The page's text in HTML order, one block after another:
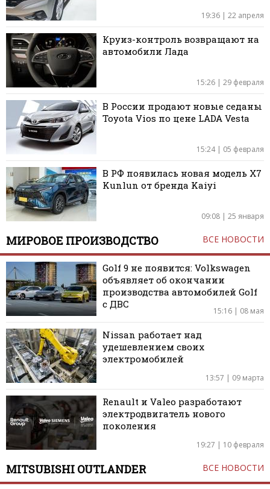
19:36 | 22 апреля
Круиз-контроль возвращают на
автомобили Лада
15:26 | 29 февраля
В России продают новые седаны
Toyota Vios по цене LADA Vesta
15:24 | 05 февраля
В РФ появилась новая модель X7
Kunlun от бренда Kaiyi
09:08 | 25 января
МИРОВОЕ ПРОИЗВОДСТВО ВСЕ НОВОСТИ
Golf 9 не появится: Volkswagen
объявляет об окончании
производства автомобилей Golf
с ДВС
15:16 | 08 мая
Nissan работает над
удешевлением своих
электромобилей
13:57 | 09 марта
Renault и Valeo разработают
электродвигатель нового
поколения
19:27 | 10 февраля
MITSUBISHI OUTLANDER ВСЕ НОВОСТИ